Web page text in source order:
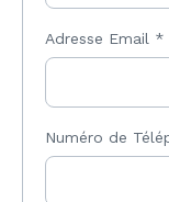
Adresse Email *
Numéro de